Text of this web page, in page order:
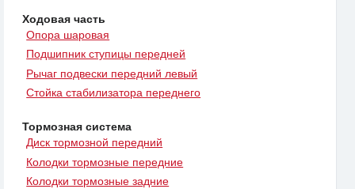
Ходовая часть
Опора шаровая
Подшипник ступицы передней
Рычаг подвески передний левый
Стойка стабилизатора переднего
Тормозная система
Диск тормозной передний
Колодки тормозные передние
Колодки тормозные задние